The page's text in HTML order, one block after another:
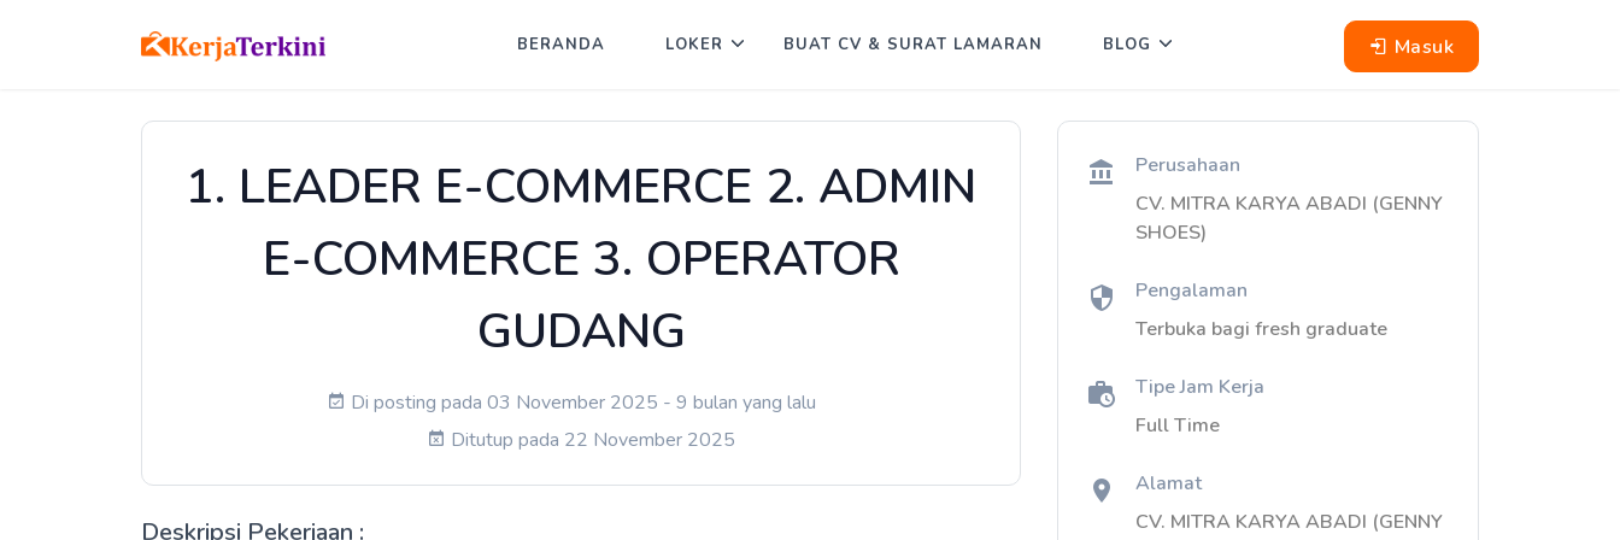
Masuk
BERANDA LOKER BUAT CV & SURAT LAMARAN BLOG
1. LEADER E-COMMERCE 2. ADMIN
E-COMMERCE 3. OPERATOR
GUDANG
Di posting pada 03 November 2025 - 9 bulan yang lalu
Ditutup pada 22 November 2025
Deskripsi Pekerjaan :
Perusahaan
CV. MITRA KARYA ABADI (GENNY
SHOES)
Pengalaman
Terbuka bagi fresh graduate
Tipe Jam Kerja
Full Time
Alamat
CV. MITRA KARYA ABADI (GENNY